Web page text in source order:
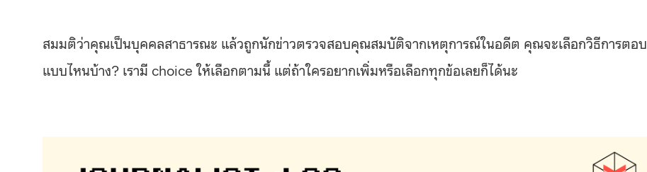
สมมติว่าคุณเป็นบุคคลสาธารณะ แล้วถูกนักข่าวตรวจสอบคุณสมบัติจากเหตุการณ์ในอดีต คุณจะเลือกวิธีการตอบ
แบบไหนบ้าง? เรามี choice ให้เลือกตามนี้ แต่ถ้าใครอยากเพิ่มหรือเลือกทุกข้อเลยก็ได้นะ